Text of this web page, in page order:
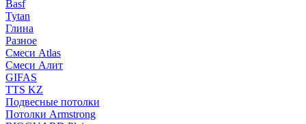
Basf
Tytan
Глина
Разное
Смеси Atlas
Смеси Алит
GIFAS
TTS KZ
Подвесные потолки
Потолки Armstrong